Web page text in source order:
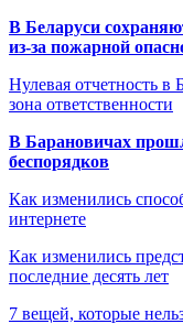
В Беларуси
из-за пожарной
Нулевая отчетность в
зона ответственности
В Барановичах
беспорядков
Как изменились
интернете
Как изменились
последние десять лет
7 вещей, которые